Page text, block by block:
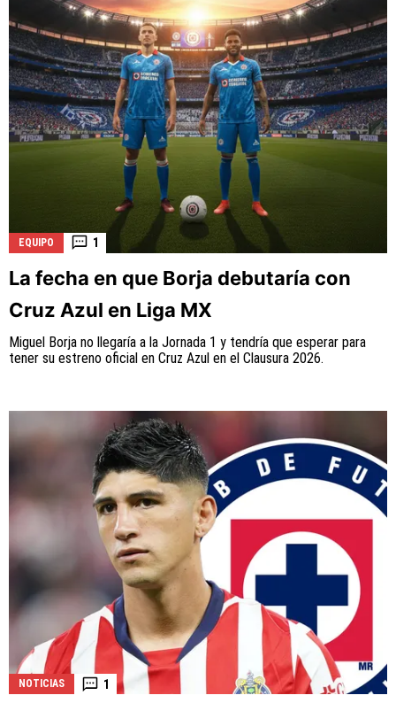
EQUIPO 1
La fecha en que Borja debutaría con
Cruz Azul en Liga MX
Miguel Borja no llegaría a la Jornada 1 y tendría que esperar para
tener su estreno oficial en Cruz Azul en el Clausura 2026.
NOTICIAS 1